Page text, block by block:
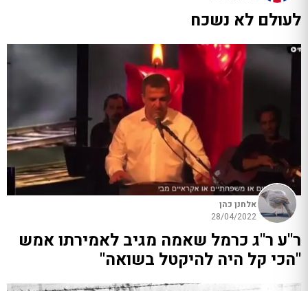
לעולם לא נשכח
אלחנן כהן
28/04/2022
ר"ע ר"ג כרמל שאמה מגיב לאמירתו אמש
"הכי קל היה להיקטל בשואה"